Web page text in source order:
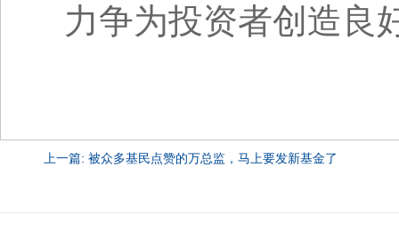
力争为投资者创造良
上一篇: 被众多基民点赞的万总监，马上要发新基金了